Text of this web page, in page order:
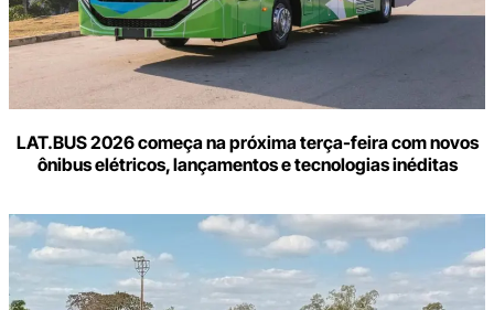
LAT.BUS 2026 começa na próxima terça-feira com novos
ônibus elétricos, lançamentos e tecnologias inéditas